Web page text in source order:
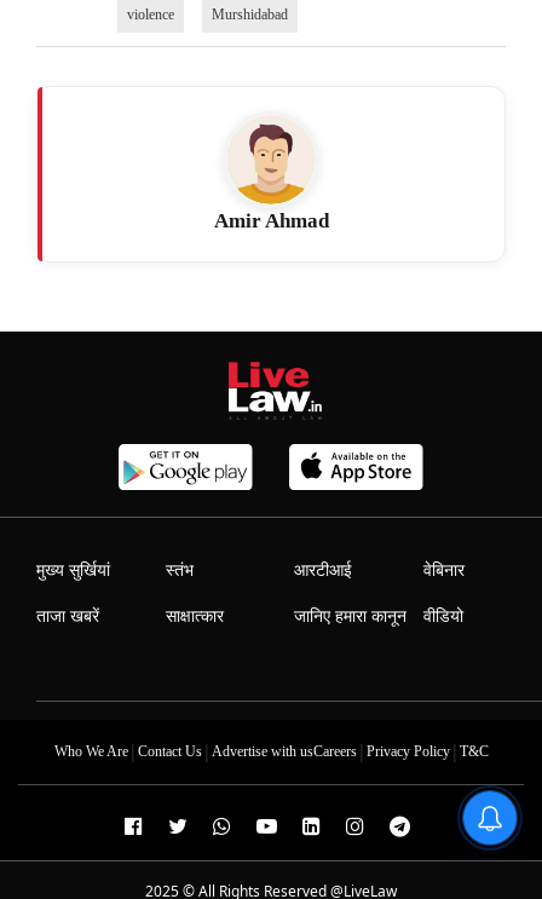
violence Murshidabad
Amir Ahmad
मुख्य सुर्खियां
ताजा खबरें
स्तंभ
साक्षात्कार
आरटीआई
जानिए हमारा कानून
वेबिनार
वीडियो
Who We Are| Contact Us| Advertise with usCareers| Privacy Policy| T&C
2025 © All Rights Reserved @LiveLaw